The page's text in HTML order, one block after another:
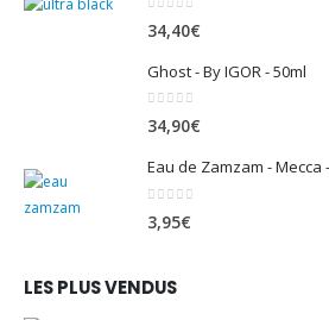
34,40€
Ghost - By IGOR - 50ml
0 sur 5
34,90€
3,95€
LES PLUS VENDUS